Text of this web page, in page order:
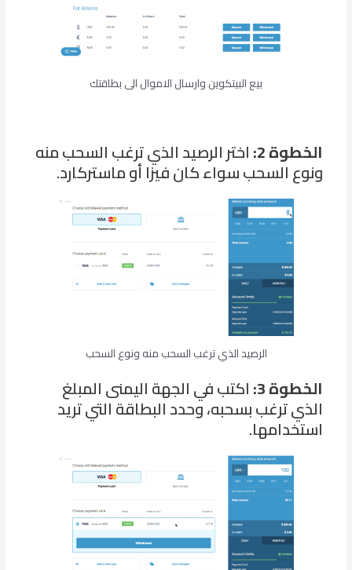
بيع البيتكوين وارسال الاموال الى بطاقتك
الخطوة 2: اختر الرصيد الذي ترغب السحب منه
ونوع السحب سواء كان فيزا أو ماستركارد.
الرصيد الذي ترغب السحب منه ونوع السحب
الخطوة 3: اكتب في الجهة اليمنى المبلغ
الذي ترغب بسحبه، وحدد البطاقة التي تريد
استخدامها.